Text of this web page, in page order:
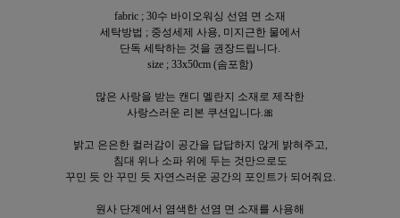
fabric ; 30수 바이오워싱 선염 면 소재
세탁방법 ; 중성세제 사용, 미지근한 물에서
단독 세탁하는 것을 권장드립니다.
size ; 33x50cm (솜포함)
많은 사랑을 받는 캔디 멜란지 소재로 제작한
사랑스러운 리본 쿠션입니다.🎀
밝고 은은한 컬러감이 공간을 답답하지 않게 밝혀주고,
침대 위나 소파 위에 두는 것만으로도
꾸민 듯 안 꾸민 듯 자연스러운 공간의 포인트가 되어줘요.
원사 단계에서 염색한 선염 면 소재를 사용해